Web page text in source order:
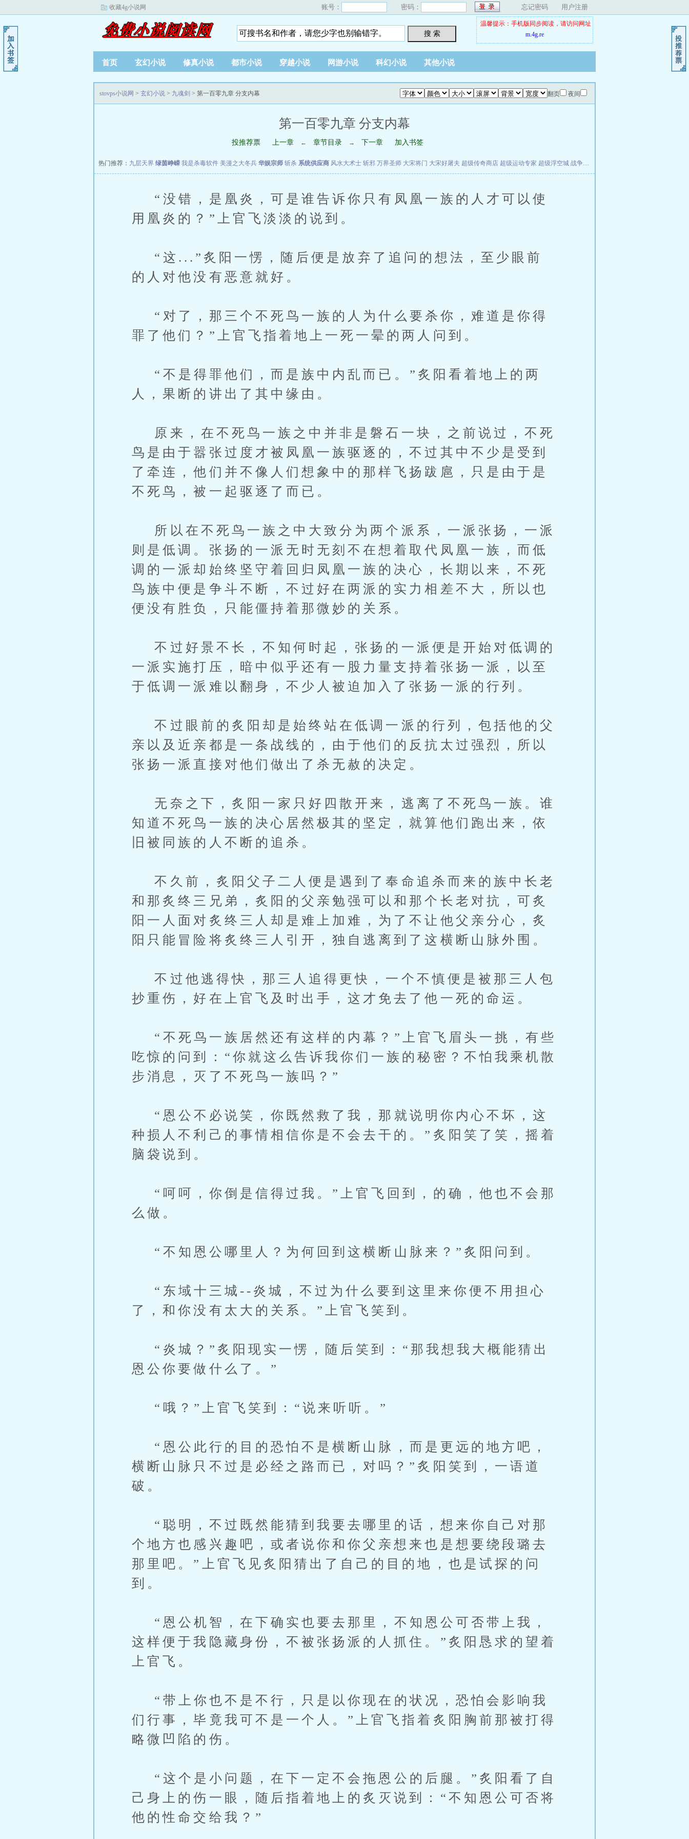
收藏4g小说网 账号： 密码： 忘记密码 用户注册
搜 索
温馨提示：手机版同步阅读，请访问网址
m.4g.re
首页 玄幻小说 修真小说 都市小说 穿越小说 网游小说 科幻小说 其他小说
翻页 夜间
stovps小说网 > 玄幻小说 > 九魂剑 > 第一百零九章 分支内幕
第一百零九章 分支内幕
投推荐票 上一章 ← 章节目录 → 下一章 加入书签
热门推荐： 九层天界 绿茵峥嵘 我是杀毒软件 美漫之大冬兵 华娱宗师 斩杀 系统供应商 风水大术士 斩邪 万界圣师 大宋将门 大宋好屠夫 超级传奇商店 超级运动专家 超级浮空城 战争天堂
“没错，是凰炎，可是谁告诉你只有凤凰一族的人才可以使
用凰炎的？”上官飞淡淡的说到。
“这...”炙阳一愣，随后便是放弃了追问的想法，至少眼前
的人对他没有恶意就好。
“对了，那三个不死鸟一族的人为什么要杀你，难道是你得
罪了他们？”上官飞指着地上一死一晕的两人问到。
“不是得罪他们，而是族中内乱而已。”炙阳看着地上的两
人，果断的讲出了其中缘由。
原来，在不死鸟一族之中并非是磐石一块，之前说过，不死
鸟是由于嚣张过度才被凤凰一族驱逐的，不过其中不少是受到
了牵连，他们并不像人们想象中的那样飞扬跋扈，只是由于是
不死鸟，被一起驱逐了而已。
所以在不死鸟一族之中大致分为两个派系，一派张扬，一派
则是低调。张扬的一派无时无刻不在想着取代凤凰一族，而低
调的一派却始终坚守着回归凤凰一族的决心，长期以来，不死
鸟族中便是争斗不断，不过好在两派的实力相差不大，所以也
便没有胜负，只能僵持着那微妙的关系。
不过好景不长，不知何时起，张扬的一派便是开始对低调的
一派实施打压，暗中似乎还有一股力量支持着张扬一派，以至
于低调一派难以翻身，不少人被迫加入了张扬一派的行列。
不过眼前的炙阳却是始终站在低调一派的行列，包括他的父
亲以及近亲都是一条战线的，由于他们的反抗太过强烈，所以
张扬一派直接对他们做出了杀无赦的决定。
无奈之下，炙阳一家只好四散开来，逃离了不死鸟一族。谁
知道不死鸟一族的决心居然极其的坚定，就算他们跑出来，依
旧被同族的人不断的追杀。
不久前，炙阳父子二人便是遇到了奉命追杀而来的族中长老
和那炙终三兄弟，炙阳的父亲勉强可以和那个长老对抗，可炙
阳一人面对炙终三人却是难上加难，为了不让他父亲分心，炙
阳只能冒险将炙终三人引开，独自逃离到了这横断山脉外围。
不过他逃得快，那三人追得更快，一个不慎便是被那三人包
抄重伤，好在上官飞及时出手，这才免去了他一死的命运。
“不死鸟一族居然还有这样的内幕？”上官飞眉头一挑，有些
吃惊的问到：“你就这么告诉我你们一族的秘密？不怕我乘机散
步消息，灭了不死鸟一族吗？”
“恩公不必说笑，你既然救了我，那就说明你内心不坏，这
种损人不利己的事情相信你是不会去干的。”炙阳笑了笑，摇着
脑袋说到。
“呵呵，你倒是信得过我。”上官飞回到，的确，他也不会那
么做。
“不知恩公哪里人？为何回到这横断山脉来？”炙阳问到。
“东域十三城--炎城，不过为什么要到这里来你便不用担心
了，和你没有太大的关系。”上官飞笑到。
“炎城？”炙阳现实一愣，随后笑到：“那我想我大概能猜出
恩公你要做什么了。”
“哦？”上官飞笑到：“说来听听。”
“恩公此行的目的恐怕不是横断山脉，而是更远的地方吧，
横断山脉只不过是必经之路而已，对吗？”炙阳笑到，一语道
破。
“聪明，不过既然能猜到我要去哪里的话，想来你自己对那
个地方也感兴趣吧，或者说你和你父亲想来也是想要绕段璐去
那里吧。”上官飞见炙阳猜出了自己的目的地，也是试探的问
到。
“恩公机智，在下确实也要去那里，不知恩公可否带上我，
这样便于我隐藏身份，不被张扬派的人抓住。”炙阳恳求的望着
上官飞。
“带上你也不是不行，只是以你现在的状况，恐怕会影响我
们行事，毕竟我可不是一个人。”上官飞指着炙阳胸前那被打得
略微凹陷的伤。
“这个是小问题，在下一定不会拖恩公的后腿。”炙阳看了自
己身上的伤一眼，随后指着地上的炙灭说到：“不知恩公可否将
他的性命交给我？”